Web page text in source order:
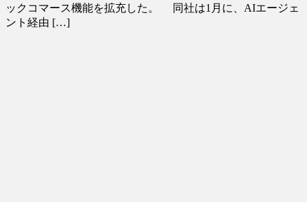
ックコマース機能を拡充した。 同社は1月に、AIエージェ
ント経由 […]